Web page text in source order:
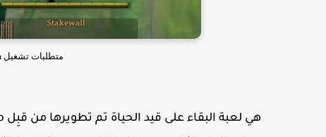
متطلبات تشغيل valheim صورة من داخل اللعبة